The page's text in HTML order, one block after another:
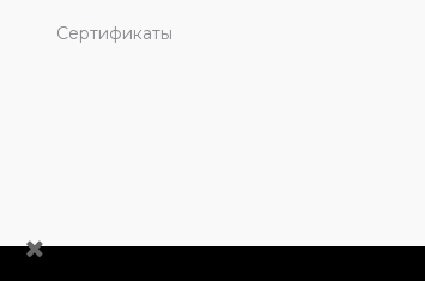
Сертификаты